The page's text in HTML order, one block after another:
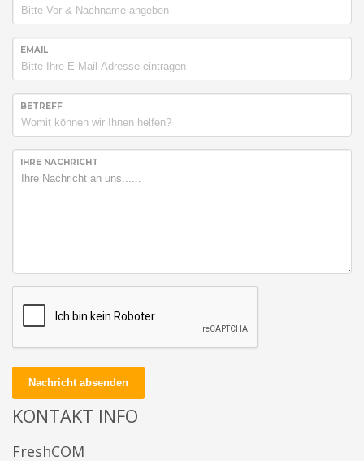
EMAIL
BETREFF
IHRE NACHRICHT
Nachricht absenden
KONTAKT INFO
FreshCOM